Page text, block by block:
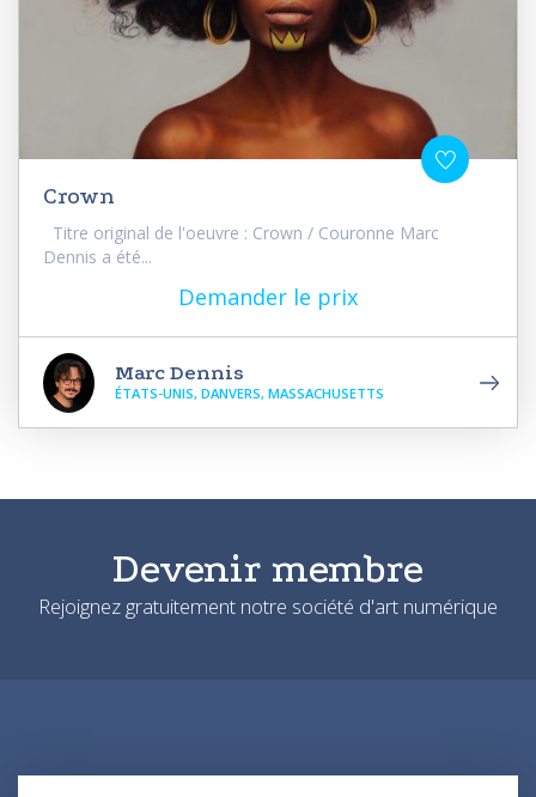
Crown
Titre original de l'oeuvre : Crown / Couronne Marc
Dennis a été...
Demander le prix
Marc Dennis
ÉTATS-UNIS, DANVERS, MASSACHUSETTS
Devenir membre
Rejoignez gratuitement notre société d'art numérique